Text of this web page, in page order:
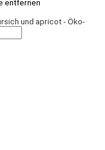
entfernen
und apricot - Öko-